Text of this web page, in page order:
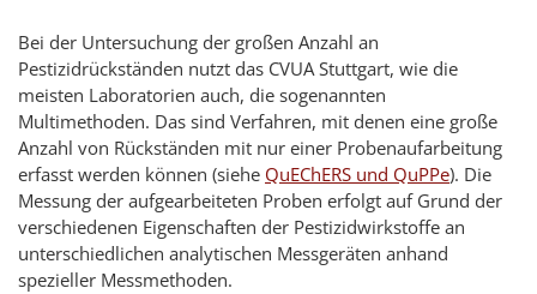
Bei der Untersuchung der großen Anzahl an
Pestizidrückständen nutzt das CVUA Stuttgart, wie die
meisten Laboratorien auch, die sogenannten
Multimethoden. Das sind Verfahren, mit denen eine große
Anzahl von Rückständen mit nur einer Probenaufarbeitung
erfasst werden können (siehe QuEChERS und QuPPe). Die
Messung der aufgearbeiteten Proben erfolgt auf Grund der
verschiedenen Eigenschaften der Pestizidwirkstoffe an
unterschiedlichen analytischen Messgeräten anhand
spezieller Messmethoden.